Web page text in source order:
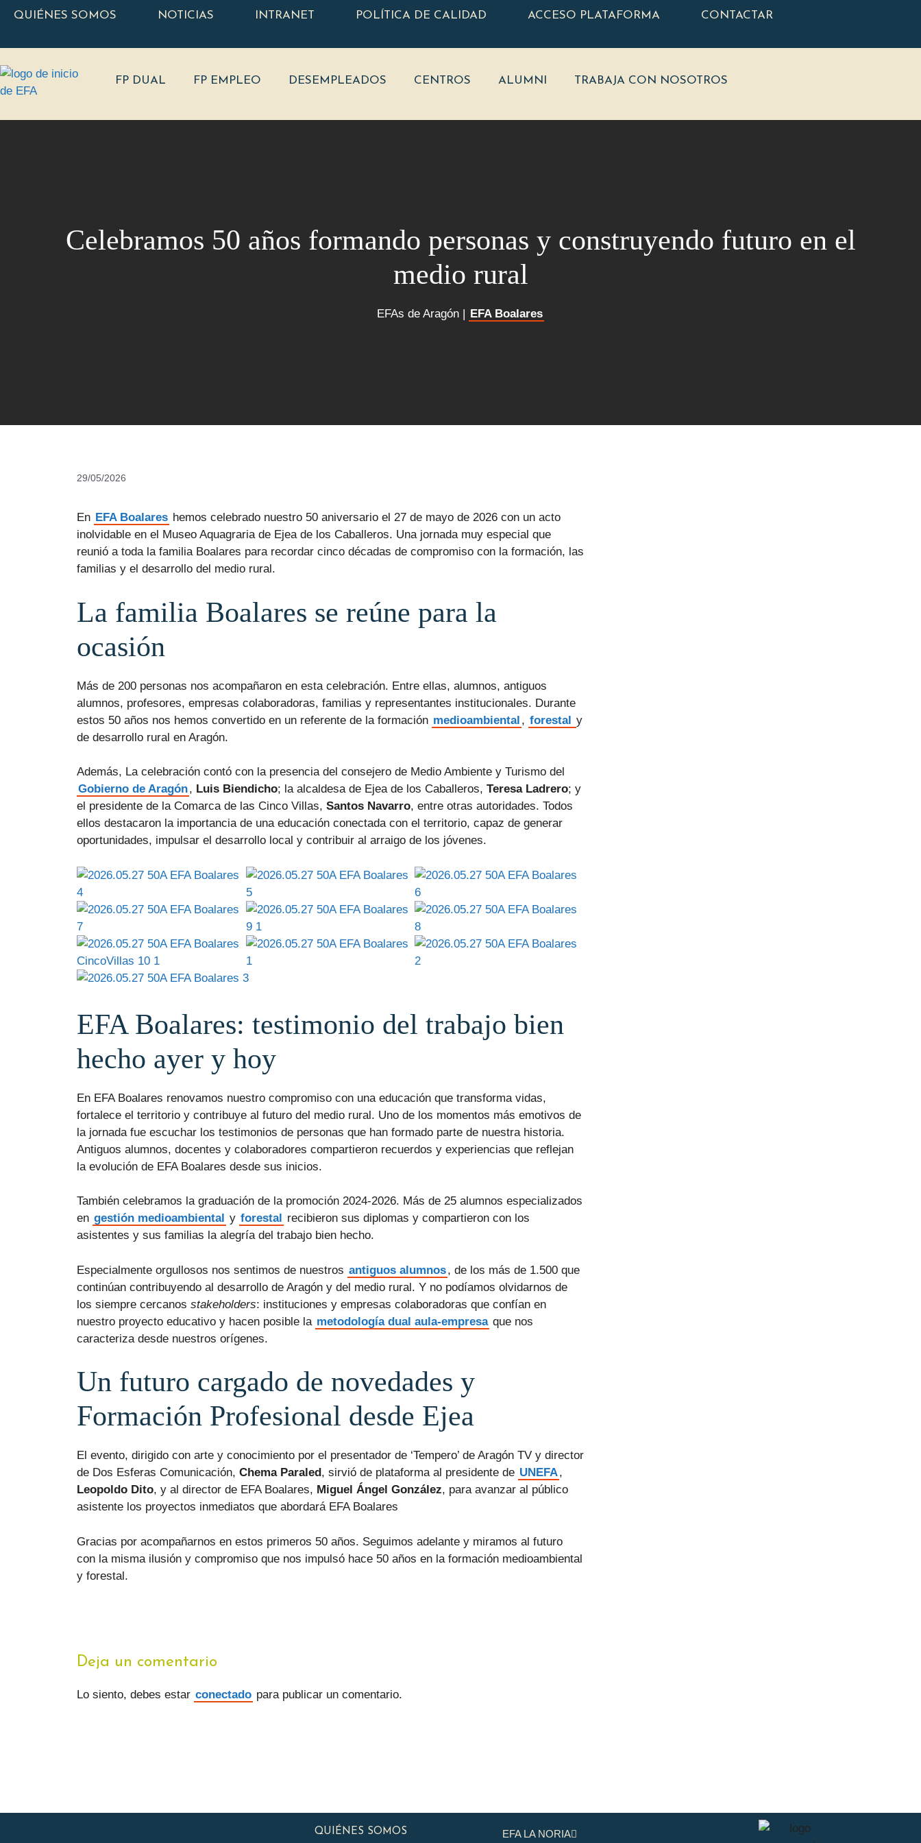
QUIÉNES SOMOS NOTICIAS INTRANET POLÍTICA DE CALIDAD ACCESO PLATAFORMA CONTACTAR
FP DUAL FP EMPLEO DESEMPLEADOS CENTROS ALUMNI TRABAJA CON NOSOTROS
Celebramos 50 años formando personas y construyendo futuro en el
medio rural
EFAs de Aragón | EFA Boalares
29/05/2026
En EFA Boalares hemos celebrado nuestro 50 aniversario el 27 de mayo de 2026 con un acto
inolvidable en el Museo Aquagraria de Ejea de los Caballeros. Una jornada muy especial que
reunió a toda la familia Boalares para recordar cinco décadas de compromiso con la formación, las
familias y el desarrollo del medio rural.
La familia Boalares se reúne para la
ocasión
Más de 200 personas nos acompañaron en esta celebración. Entre ellas, alumnos, antiguos
alumnos, profesores, empresas colaboradoras, familias y representantes institucionales. Durante
estos 50 años nos hemos convertido en un referente de la formación medioambiental , forestal y
de desarrollo rural en Aragón.
Además, La celebración contó con la presencia del consejero de Medio Ambiente y Turismo del
Gobierno de Aragón, Luis Biendicho; la alcaldesa de Ejea de los Caballeros, Teresa Ladrero; y
el presidente de la Comarca de las Cinco Villas, Santos Navarro, entre otras autoridades. Todos
ellos destacaron la importancia de una educación conectada con el territorio, capaz de generar
oportunidades, impulsar el desarrollo local y contribuir al arraigo de los jóvenes.
EFA Boalares: testimonio del trabajo bien
hecho ayer y hoy
En EFA Boalares renovamos nuestro compromiso con una educación que transforma vidas,
fortalece el territorio y contribuye al futuro del medio rural. Uno de los momentos más emotivos de
la jornada fue escuchar los testimonios de personas que han formado parte de nuestra historia.
Antiguos alumnos, docentes y colaboradores compartieron recuerdos y experiencias que reflejan
la evolución de EFA Boalares desde sus inicios.
También celebramos la graduación de la promoción 2024-2026. Más de 25 alumnos especializados
en gestión medioambiental y forestal
recibieron sus diplomas y compartieron con los
asistentes y sus familias la alegría del trabajo bien hecho.
Especialmente orgullosos nos sentimos de nuestros antiguos alumnos, de los más de 1.500 que
continúan contribuyendo al desarrollo de Aragón y del medio rural. Y no podíamos olvidarnos de
los siempre cercanos stakeholders: instituciones y empresas colaboradoras que confían en
nuestro proyecto educativo y hacen posible la metodología dual aula-empresa que nos
caracteriza desde nuestros orígenes.
Un futuro cargado de novedades y
Formación Profesional desde Ejea
El evento, dirigido con arte y conocimiento por el presentador de ‘Tempero’ de Aragón TV y director
de Dos Esferas Comunicación, Chema Paraled , sirvió de plataforma al presidente de UNEFA,
Leopoldo Dito, y al director de EFA Boalares, Miguel Ángel González, para avanzar al público
asistente los proyectos inmediatos que abordará EFA Boalares
Gracias por acompañarnos en estos primeros 50 años. Seguimos adelante y miramos al futuro
con la misma ilusión y compromiso que nos impulsó hace 50 años en la formación medioambiental
y forestal.
Deja un comentario
Lo siento, debes estar conectado para publicar un comentario.
QUIÉNES SOMOS EFA LA NORIA